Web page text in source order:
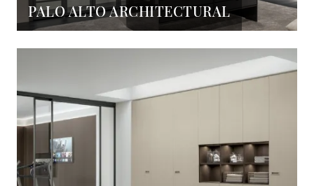
PALO ALTO ARCHITECTURAL